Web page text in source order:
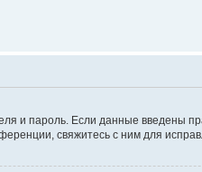
и пароль. Если данные введены
свяжитесь с ним для